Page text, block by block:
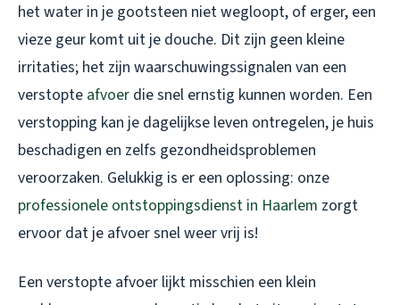
het water in je gootsteen niet wegloopt, of erger, een
vieze geur komt uit je douche. Dit zijn geen kleine
irritaties; het zijn waarschuwingssignalen van een
verstopte afvoer die snel ernstig kunnen worden. Een
verstopping kan je dagelijkse leven ontregelen, je huis
beschadigen en zelfs gezondheidsproblemen
veroorzaken. Gelukkig is er een oplossing: onze
professionele ontstoppingsdienst in Haarlem zorgt
ervoor dat je afvoer snel weer vrij is!
Een verstopte afvoer lijkt misschien een klein